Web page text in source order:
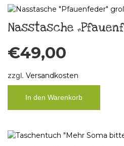
Nasstasche
€49,00
zzgl. Versandkosten
In den Warenkorb